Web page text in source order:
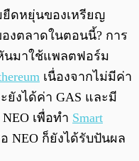
ยืดหยุ่นของเหรียญ
องตลาดในตอนนี้? การ
นมาใช้แพลตฟอร์ม
เนื่องจากไม่มีค่า
ยังได้ค่า GAS และมี
เพื่อทำ Smart
NEO ก็ยังได้รับปันผล